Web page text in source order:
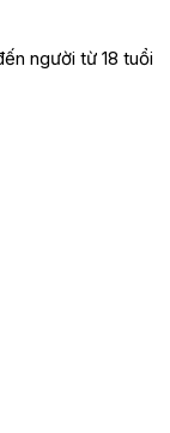
người từ 18 tuổi